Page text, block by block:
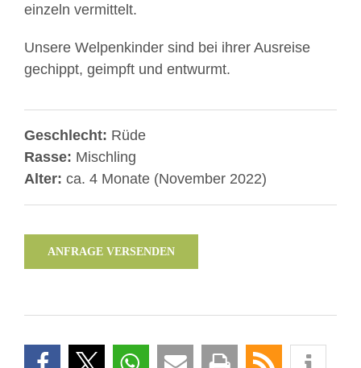
einzeln vermittelt.
Unsere Welpenkinder sind bei ihrer Ausreise
gechippt, geimpft und entwurmt.
Geschlecht: Rüde
Rasse: Mischling
Alter: ca. 4 Monate (November 2022)
ANFRAGE VERSENDEN